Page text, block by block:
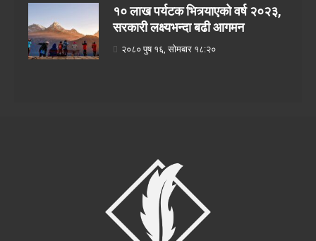
१० लाख पर्यटक भित्र्याएको वर्ष २०२३,
सरकारी लक्ष्यभन्दा बढी आगमन
२०८० पुष १६, सोमबार १८:२०